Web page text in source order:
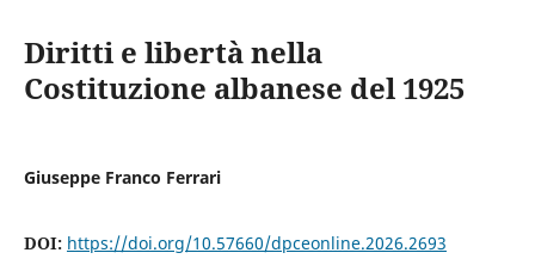
Diritti e libertà nella
Costituzione albanese del 1925
Giuseppe Franco Ferrari
DOI: https://doi.org/10.57660/dpceonline.2026.2693